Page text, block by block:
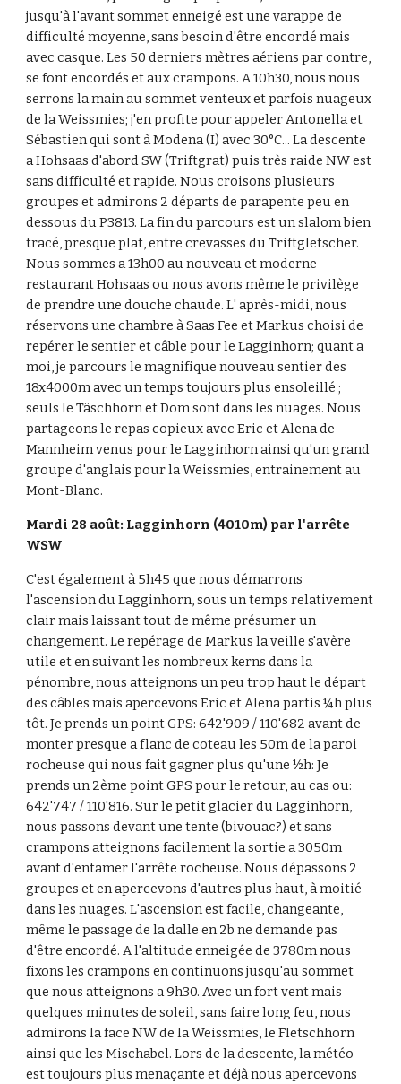
jusqu'à l'avant sommet enneigé est une varappe de
difficulté moyenne, sans besoin d'être encordé mais
avec casque. Les 50 derniers mètres aériens par contre,
se font encordés et aux crampons. A 10h30, nous nous
serrons la main au sommet venteux et parfois nuageux
de la Weissmies; j'en profite pour appeler Antonella et
Sébastien qui sont à Modena (I) avec 30°C... La descente
a Hohsaas d'abord SW (Triftgrat) puis très raide NW est
sans difficulté et rapide. Nous croisons plusieurs
groupes et admirons 2 départs de parapente peu en
dessous du P3813. La fin du parcours est un slalom bien
tracé, presque plat, entre crevasses du Triftgletscher.
Nous sommes a 13h00 au nouveau et moderne
restaurant Hohsaas ou nous avons même le privilège
de prendre une douche chaude. L' après-midi, nous
réservons une chambre à Saas Fee et Markus choisi de
repérer le sentier et câble pour le Lagginhorn; quant a
moi, je parcours le magnifique nouveau sentier des
18x4000m avec un temps toujours plus ensoleillé ;
seuls le Täschhorn et Dom sont dans les nuages. Nous
partageons le repas copieux avec Eric et Alena de
Mannheim venus pour le Lagginhorn ainsi qu'un grand
groupe d'anglais pour la Weissmies, entrainement au
Mont-Blanc.
Mardi 28 août: Lagginhorn (4010m) par l'arrête
WSW
C'est également à 5h45 que nous démarrons
l'ascension du Lagginhorn, sous un temps relativement
clair mais laissant tout de même présumer un
changement. Le repérage de Markus la veille s'avère
utile et en suivant les nombreux kerns dans la
pénombre, nous atteignons un peu trop haut le départ
des câbles mais apercevons Eric et Alena partis ¼h plus
tôt. Je prends un point GPS: 642'909 / 110'682 avant de
monter presque a flanc de coteau les 50m de la paroi
rocheuse qui nous fait gagner plus qu'une ½h: Je
prends un 2ème point GPS pour le retour, au cas ou:
642'747 / 110'816. Sur le petit glacier du Lagginhorn,
nous passons devant une tente (bivouac?) et sans
crampons atteignons facilement la sortie a 3050m
avant d'entamer l'arrête rocheuse. Nous dépassons 2
groupes et en apercevons d'autres plus haut, à moitié
dans les nuages. L'ascension est facile, changeante,
même le passage de la dalle en 2b ne demande pas
d'être encordé. A l'altitude enneigée de 3780m nous
fixons les crampons en continuons jusqu'au sommet
que nous atteignons a 9h30. Avec un fort vent mais
quelques minutes de soleil, sans faire long feu, nous
admirons la face NW de la Weissmies, le Fletschhorn
ainsi que les Mischabel. Lors de la descente, la météo
est toujours plus menaçante et déjà nous apercevons